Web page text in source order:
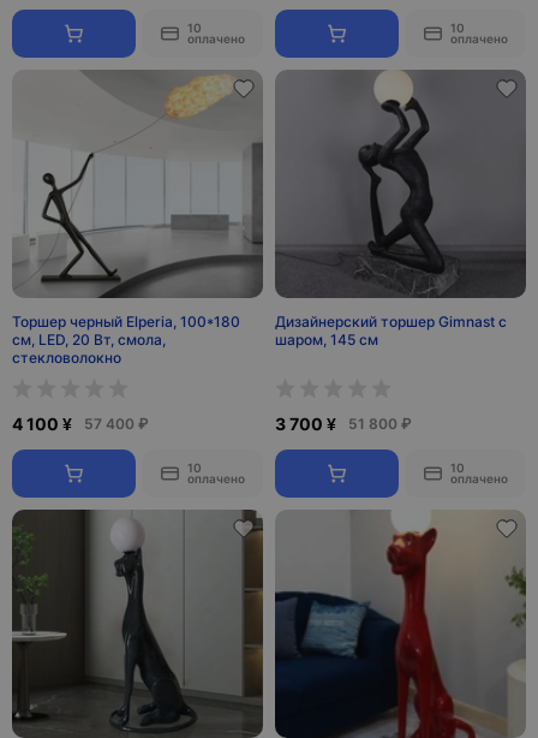
10
оплачено
10
оплачено
Торшер черный Elperia, 100*180
см, LED, 20 Вт, смола,
стекловолокно
4 100 ¥ 57 400 ₽
10
оплачено
Дизайнерский торшер Gimnast с
шаром, 145 см
3 700 ¥ 51 800 ₽
10
оплачено